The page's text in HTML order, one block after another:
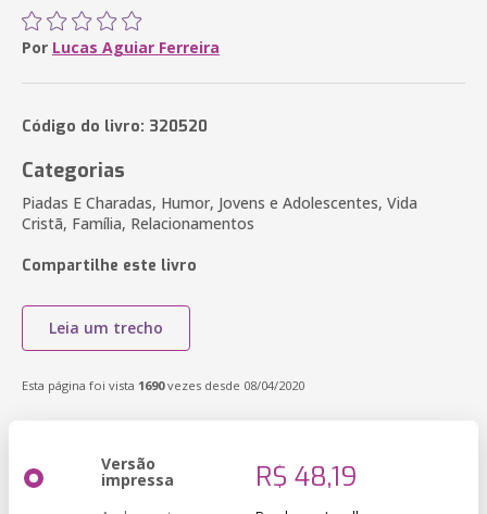
Por Lucas Aguiar Ferreira
Código do livro: 320520
Categorias
Piadas E Charadas, Humor, Jovens e Adolescentes, Vida
Cristã, Família, Relacionamentos
Compartilhe este livro
Leia um trecho
Esta página foi vista 1690vezes desde 08/04/2020
Versão
impressa R$ 48,19